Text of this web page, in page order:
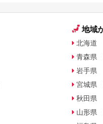
地域
北海道
青森県
岩手県
宮城県
秋田県
山形県